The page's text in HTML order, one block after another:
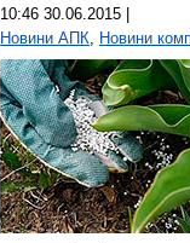
10:46 30.06.2015
Новини АПК, Новини